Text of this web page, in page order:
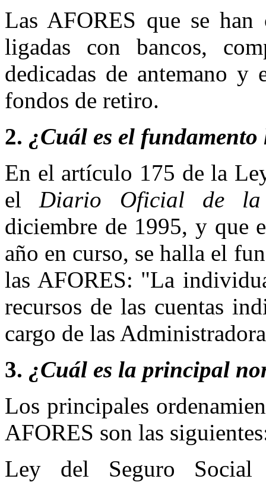
Las AFORES que se han
ligadas con bancos,
dedicadas de antemano
fondos de retiro.
2. ¿Cuál es el
En el artículo 175 de la
elDiario Oficial de la
diciembre de 1995, y que
año en curso, se halla el
las AFORES: "La
recursos de las cuentas
cargo de las
3. ¿Cuál es la principal
Los principales
AFORES son las
Ley del Seguro